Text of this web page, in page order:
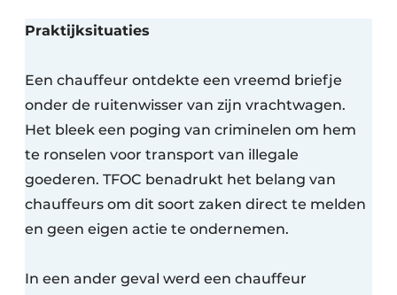
Praktijksituaties
Een chauffeur ontdekte een vreemd briefje
onder de ruitenwisser van zijn vrachtwagen.
Het bleek een poging van criminelen om hem
te ronselen voor transport van illegale
goederen. TFOC benadrukt het belang van
chauffeurs om dit soort zaken direct te melden
en geen eigen actie te ondernemen.
In een ander geval werd een chauffeur